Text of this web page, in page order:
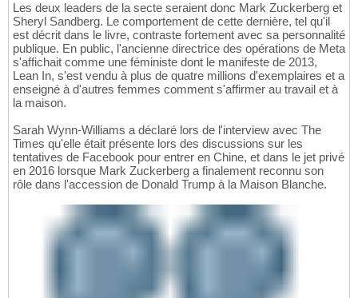
Les deux leaders de la secte seraient donc Mark Zuckerberg et
Sheryl Sandberg. Le comportement de cette dernière, tel qu'il
est décrit dans le livre, contraste fortement avec sa personnalité
publique. En public, l'ancienne directrice des opérations de Meta
s'affichait comme une féministe dont le manifeste de 2013,
Lean In, s'est vendu à plus de quatre millions d'exemplaires et a
enseigné à d'autres femmes comment s'affirmer au travail et à
la maison.
Sarah Wynn-Williams a déclaré lors de l'interview avec The
Times qu'elle était présente lors des discussions sur les
tentatives de Facebook pour entrer en Chine, et dans le jet privé
en 2016 lorsque Mark Zuckerberg a finalement reconnu son
rôle dans l'accession de Donald Trump à la Maison Blanche.